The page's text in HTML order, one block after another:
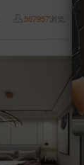
507957浏览